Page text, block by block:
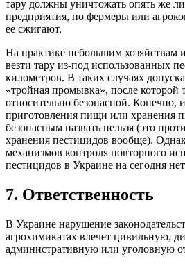
тару должны уничтожать опять же
предприятия, но фермеры или
ее сжигают.
На практике небольшим хозяйствам
везти тару из-под использованных
километров. В таких случаях
«тройная промывка», после которой
относительно безопасной. Конечно,
приготовления пищи или хранения
безопасным назвать нельзя (это
хранения пестицидов вообще).
механизмов контроля повторного
пестицидов в Украине на сегодня
7. Ответственность
В Украине нарушение
агрохимикатах влечет цивильную,
административную или уголовную